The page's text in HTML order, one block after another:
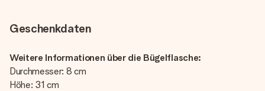
Geschenkdaten
Weitere Informationen über die Bügelflasche:
Durchmesser: 8 cm
Höhe: 31 cm